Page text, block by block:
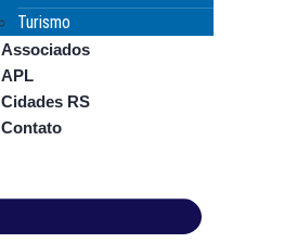
Turismo
Associados
APL
Cidades RS
Contato